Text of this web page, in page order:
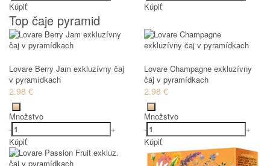
Kúpiť
Kúpiť
Top čaje pyramid
Lovare Berry Jam exkluzívny čaj
v pyramídkach
2.98 €
Množstvo
-
+
Kúpiť
Lovare Champagne exkluzívny
čaj v pyramídkach
2.98 €
Množstvo
-
+
Kúpiť